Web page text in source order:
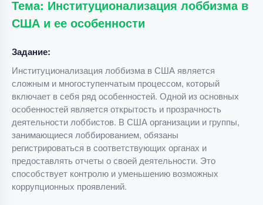
Тема: Институционализация лоббизма в
США и ее особенности
Задание:
Институционализация лоббизма в США является
сложным и многоступенчатым процессом, который
включает в себя ряд особенностей. Одной из основных
особенностей является открытость и прозрачность
деятельности лоббистов. В США организации и группы,
занимающиеся лоббированием, обязаны
регистрироваться в соответствующих органах и
предоставлять отчеты о своей деятельности. Это
способствует контролю и уменьшению возможных
коррупционных проявлений.